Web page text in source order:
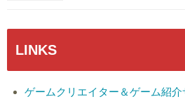
LINKS
ゲームクリエイター＆ゲーム紹